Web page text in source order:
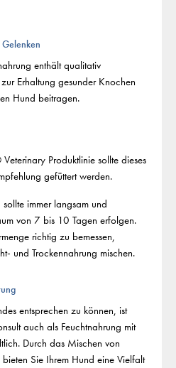
enthält qualitativ
Erhaltung gesunder Knochen
Hund beitragen.
Produktlinie sollte dieses
gefüttert werden.
immer langsam und
von 7 bis 10 Tagen erfolgen.
richtig zu bemessen,
und Trockennahrung mischen.
entsprechen zu können, ist
auch als Feuchtnahrung mit
Durch das Mischen von
Sie Ihrem Hund eine Vielfalt